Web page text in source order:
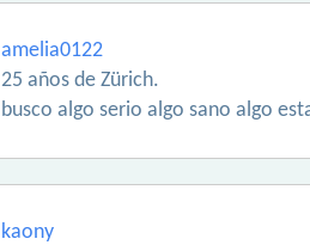
amelia0122
25 años de Zürich.
busco algo serio algo sano algo
kaony